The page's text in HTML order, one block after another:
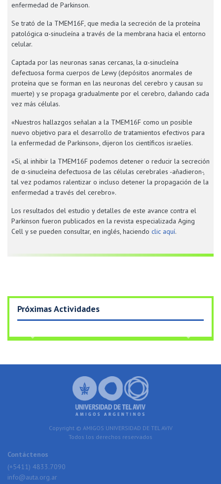
enfermedad de Parkinson.
Se trató de la TMEM16F, que media la secreción de la proteína
patológica α-sinucleína a través de la membrana hacia el entorno
celular.
Captada por las neuronas sanas cercanas, la α-sinucleína
defectuosa forma cuerpos de Lewy (depósitos anormales de
proteína que se forman en las neuronas del cerebro y causan su
muerte) y se propaga gradualmente por el cerebro, dañando cada
vez más células.
«Nuestros hallazgos señalan a la TMEM16F como un posible
nuevo objetivo para el desarrollo de tratamientos efectivos para
la enfermedad de Parkinson», dijeron los científicos israelíes.
«Si, al inhibir la TMEM16F podemos detener o reducir la secreción
de α-sinucleína defectuosa de las células cerebrales -añadieron-,
tal vez podamos ralentizar o incluso detener la propagación de la
enfermedad a través del cerebro».
Los resultados del estudio y detalles de este avance contra el
Parkinson fueron publicados en la revista especializada Aging
Cell y se pueden consultar, en inglés, haciendo clic aquí.
Próximas Actividades
Previous Next
Contáctenos
(+5411) 4833.7090
info@auta.org.ar
Copyright © AMIGOS UNIVERSIDAD DE TEL AVIV
Todos los derechos reservados